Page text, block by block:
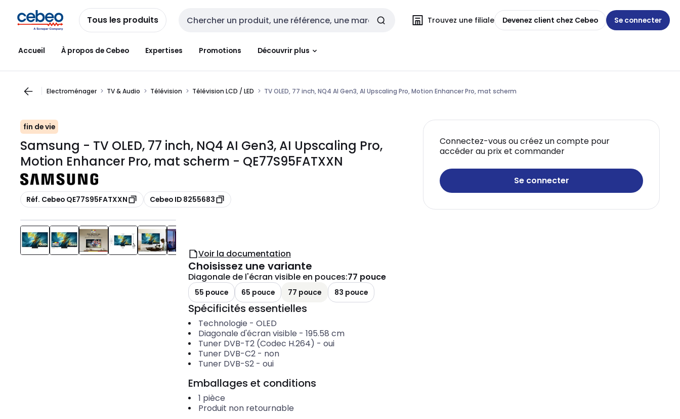
navigationau
contenu
Tous les produits Entrée de recherche Trouvez une filiale Devenez client chez Cebeo Se connecter
Accueil À propos de Cebeo Expertises Promotions Découvrir plus
Electroménager TV & Audio Télévision Télévision LCD / LED TV OLED, 77 inch, NQ4 AI Gen3, AI Upscaling Pro, Motion Enhancer Pro, mat scherm
fin de vie
Samsung - TV OLED, 77 inch, NQ4 AI Gen3, AI Upscaling Pro,
Motion Enhancer Pro, mat scherm - QE77S95FATXXN
Copier
Réf. Cebeo QE77S95FATXXN Copier
Cebeo ID 8255683
Connectez-vous ou créez un compte pour
accéder au prix et commander
Se connecter
Voir la documentation
Choisissez une variante
Diagonale de l'écran visible en pouces:77 pouce
55 pouce 65 pouce 77 pouce 83 pouce
Spécificités essentielles
Technologie - OLED
Diagonale d'écran visible - 195.58 cm
Tuner DVB-T2 (Codec H.264) - oui
Tuner DVB-C2- non
Tuner DVB-S2- oui
Emballages et conditions
1 pièce
Produit non retournable